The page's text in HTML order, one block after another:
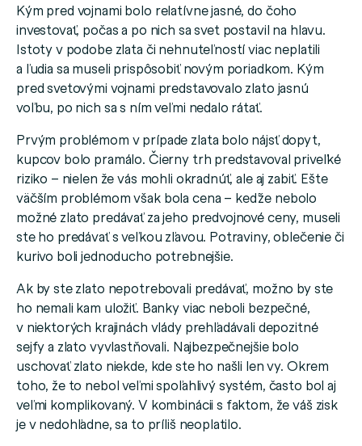
Kým pred vojnami bolo relatívne jasné, do čoho
investovať, počas a po nich sa svet postavil na hlavu.
Istoty v podobe zlata či nehnuteľností viac neplatili
a ľudia sa museli prispôsobiť novým poriadkom. Kým
pred svetovými vojnami predstavovalo zlato jasnú
voľbu, po nich sa s ním veľmi nedalo rátať.
Prvým problémom v prípade zlata bolo nájsť dopyt,
kupcov bolo pramálo. Čierny trh predstavoval priveľké
riziko – nielen že vás mohli okradnúť, ale aj zabiť. Ešte
väčším problémom však bola cena – keďže nebolo
možné zlato predávať za jeho predvojnové ceny, museli
ste ho predávať s veľkou zľavou. Potraviny, oblečenie či
kurivo boli jednoducho potrebnejšie.
Ak by ste zlato nepotrebovali predávať, možno by ste
ho nemali kam uložiť. Banky viac neboli bezpečné,
v niektorých krajinách vlády prehľadávali depozitné
sejfy a zlato vyvlastňovali. Najbezpečnejšie bolo
uschovať zlato niekde, kde ste ho našli len vy. Okrem
toho, že to nebol veľmi spoľahlivý systém, často bol aj
veľmi komplikovaný. V kombinácii s faktom, že váš zisk
je v nedohľadne, sa to príliš neoplatilo.